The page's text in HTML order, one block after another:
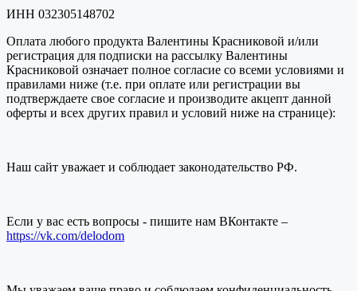
ИНН 032305148702
Оплата любого продукта Валентины Красниковой и/или
регистрация для подписки на рассылку Валентины
Красниковой означает полное согласие со всеми условиями и
правилами ниже (т.е. при оплате или регистрации вы
подтверждаете свое согласие и производите акцепт данной
оферты и всех других правил и условий ниже на странице):
Наш сайт уважает и соблюдает законодательство РФ.
Если у вас есть вопросы - пишите нам ВКонтакте –
https://vk.com/delodom